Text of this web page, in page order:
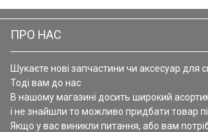
ПРО НАС
Шукаєте нові запчастини чи аксесуар для
Тоді вам до нас
В нашому магазині досить широкий
і не знайшли то можливо придбати товар
Якщо у вас виникли питання, або вам